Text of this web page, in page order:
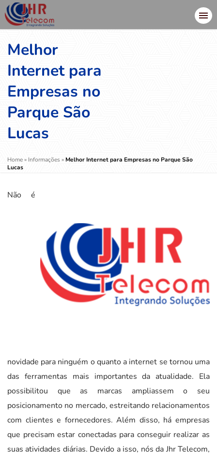
Melhor
Internet para
Empresas no
Parque São
Lucas
Home» Informações » Melhor Internet para Empresas no Parque São
Lucas
Não é
novidade para ninguém o quanto a internet se tornou uma
das ferramentas mais importantes da atualidade. Ela
possibilitou que as marcas ampliassem o seu
posicionamento no mercado, estreitando relacionamentos
com clientes e fornecedores. Além disso, há empresas
que precisam estar conectadas para conseguir realizar as
suas atividades diárias. Devido a isso, nós da Jhr Telecom,